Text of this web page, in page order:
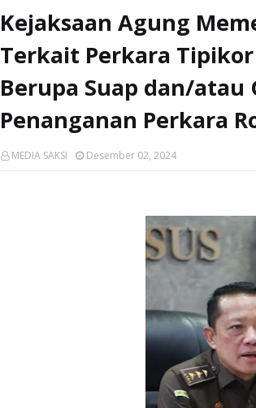
Kejaksaan Agung
Terkait Perkara
Berupa Suap dan/
Penanganan Perkara
MEDIA SAKSI Desember 02, 2024